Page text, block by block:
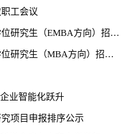
工会议
山东大学2026年工商管理专业学位研究生（EMBA方向）招生简章
山东大学2026年工商管理专业学位研究生（MBA方向）招生简章
业智能化跃升
项目申报排序公示